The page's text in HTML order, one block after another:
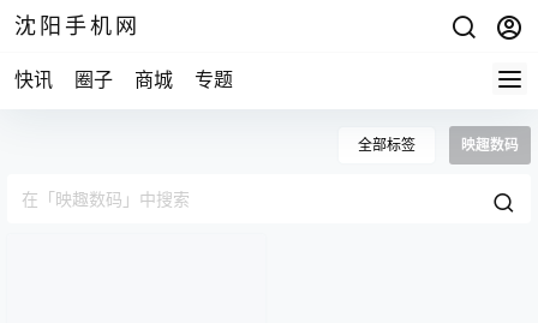
沈阳手机网
快讯 圈子 商城 专题
全部标签 映趣数码